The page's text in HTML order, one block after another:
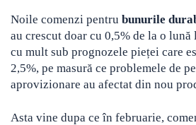
Noile comenzi pentru bunurile
au crescut doar cu 0,5% de la o
cu mult sub prognozele pieței care
2,5%, pe masură ce problemele de
aprovizionare au afectat din nou
Asta vine dupa ce în februarie,